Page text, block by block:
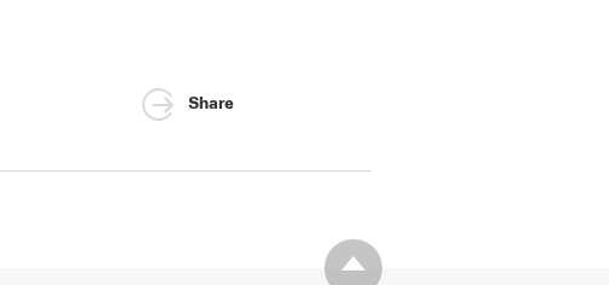
Share